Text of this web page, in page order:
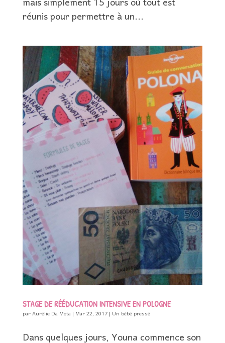
réunis pour permettre à un...
STAGE DE RÉÉDUCATION INTENSIVE EN POLOGNE
parAurélie Da Mota| Mar 22, 2017| Un bébé pressé
Dans quelques jours, Youna commence son